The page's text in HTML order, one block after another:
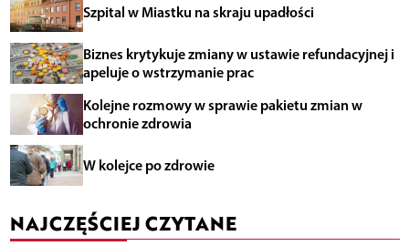
Szpital w Miastku na skraju upadłości
Biznes krytykuje zmiany w ustawie refundacyjnej i
apeluje o wstrzymanie prac
Kolejne rozmowy w sprawie pakietu zmian w
ochronie zdrowia
W kolejce po zdrowie
NAJCZĘŚCIEJ CZYTANE